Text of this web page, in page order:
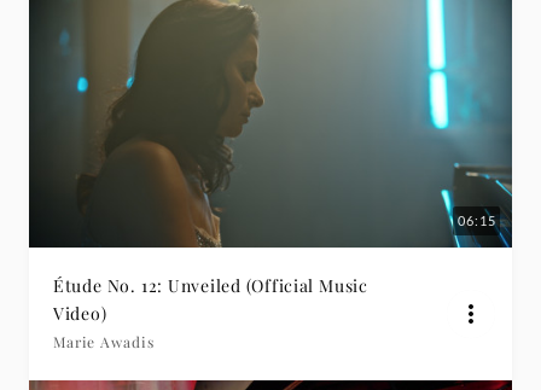
06:15
Étude No. 12: Unveiled (Official Music
Video)
Marie Awadis